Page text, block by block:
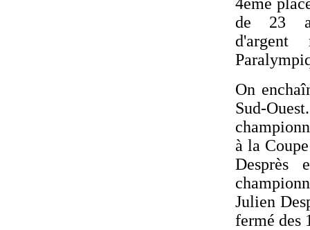
de 23
On
Sud-
à la
Desprès
Julien
fermé des